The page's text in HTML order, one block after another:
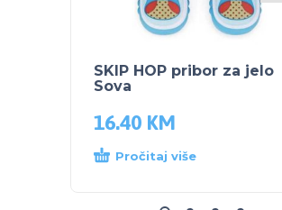
SKIP HOP pribor za jelo
Sova
16.40 KM
Pročitaj više